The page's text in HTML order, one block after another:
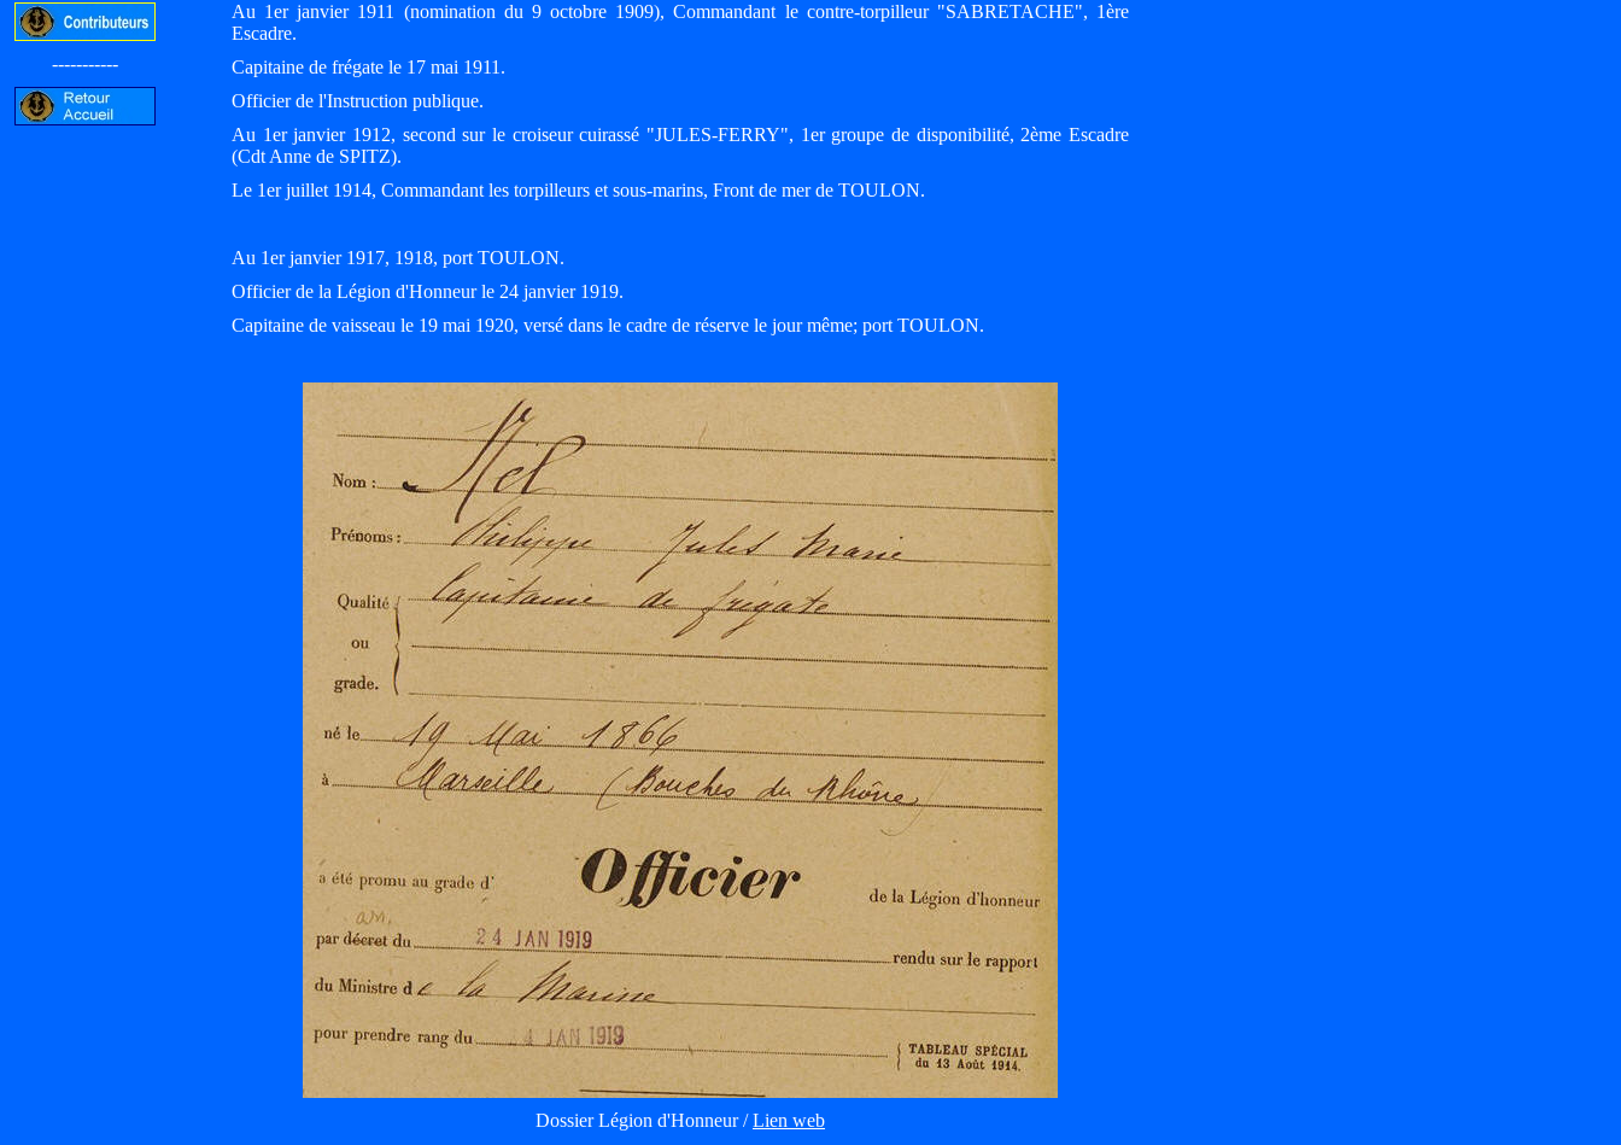
-----------
Au 1er janvier 1911 (nomination du 9 octobre 1909), Commandant le contre-torpilleur "SABRETACHE", 1ère
Escadre.
Capitaine de frégate le 17 mai 1911.
Officier de l'Instruction publique.
Au 1er janvier 1912, second sur le croiseur cuirassé "JULES-FERRY", 1er groupe de disponibilité, 2ème Escadre
(Cdt Anne de SPITZ).
Le 1er juillet 1914, Commandant les torpilleurs et sous-marins, Front de mer de TOULON.
Au 1er janvier 1917, 1918, port TOULON.
Officier de la Légion d'Honneur le 24 janvier 1919.
Capitaine de vaisseau le 19 mai 1920, versé dans le cadre de réserve le jour même; port TOULON.
Dossier Légion d'Honneur /Lien web